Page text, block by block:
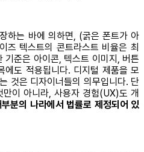
하는 바에 의하면, (굵은 폰트가 아
즈 텍스트의 콘트라스트 비율은 최
기준은 아이콘, 텍스트 이미지, 버튼
도 적용됩니다. 디지털 제품을 모
것은 디자이너들의 의무입니다. 단
이 아니라, 사용자 경험(UX)도 개
분의 나라에서 법률로 제정되어 있